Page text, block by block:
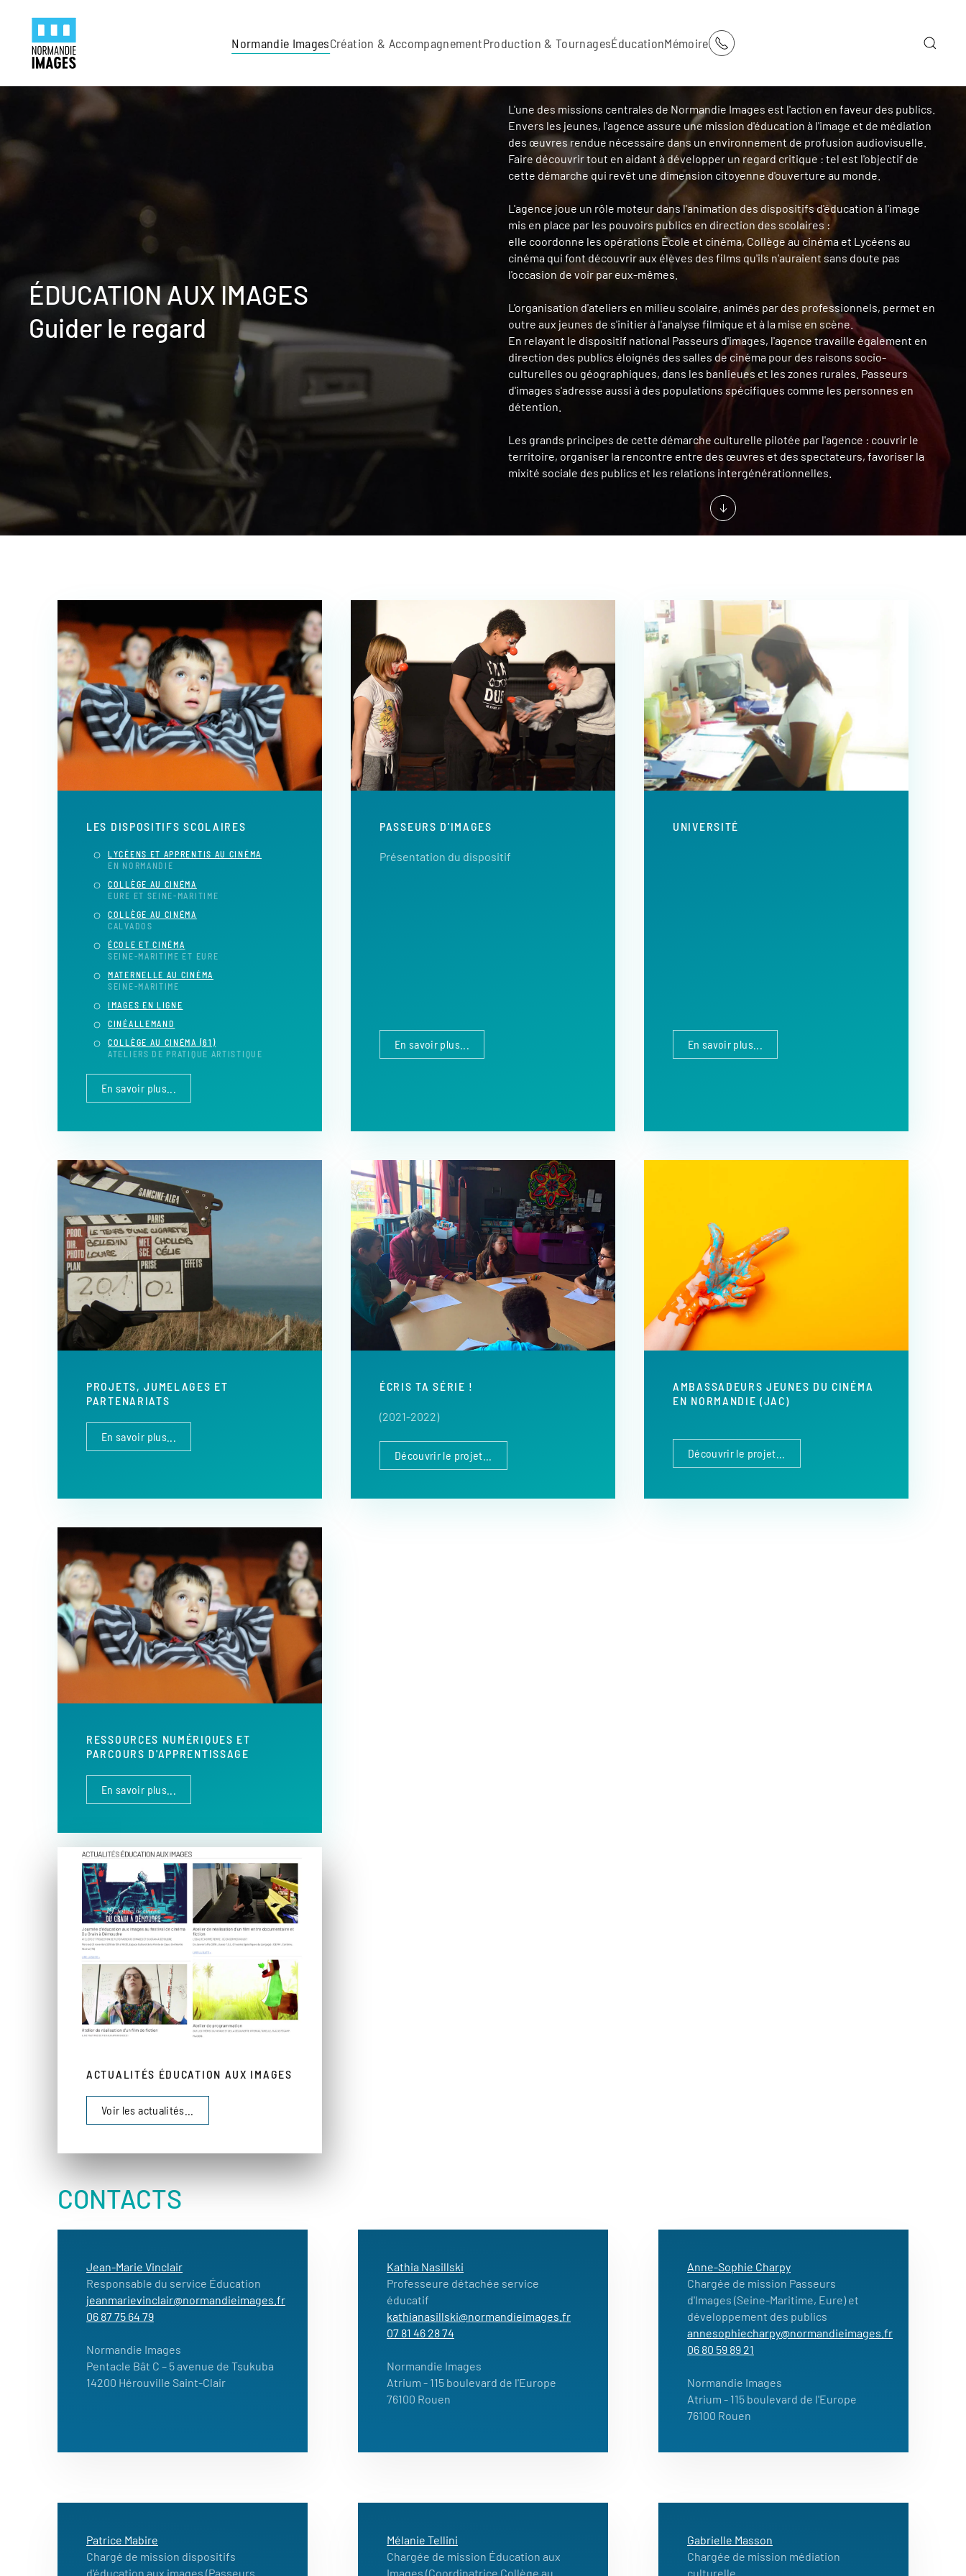
Skip to main content
Normandie ImagesCréation & AccompagnementProduction & TournagesÉducationMémoire
ÉDUCATION AUX IMAGES
Guider le regard
L'une des missions centrales de Normandie Images est l'action en faveur des publics.
Envers les jeunes, l'agence assure une mission d'éducation à l'image et de médiation
des œuvres rendue nécessaire dans un environnement de profusion audiovisuelle.
Faire découvrir tout en aidant à développer un regard critique : tel est l'objectif de
cette démarche qui revêt une dimension citoyenne d'ouverture au monde.
L'agence joue un rôle moteur dans l'animation des dispositifs d'éducation à l'image
mis en place par les pouvoirs publics en direction des scolaires :
elle coordonne les opérations École et cinéma, Collège au cinéma et Lycéens au
cinéma qui font découvrir aux élèves des films qu'ils n'auraient sans doute pas
l'occasion de voir par eux-mêmes.
L'organisation d'ateliers en milieu scolaire, animés par des professionnels, permet en
outre aux jeunes de s'initier à l'analyse filmique et à la mise en scène.
En relayant le dispositif national Passeurs d'images, l'agence travaille également en
direction des publics éloignés des salles de cinéma pour des raisons socio-
culturelles ou géographiques, dans les banlieues et les zones rurales. Passeurs
d'images s'adresse aussi à des populations spécifiques comme les personnes en
détention.
Les grands principes de cette démarche culturelle pilotée par l'agence : couvrir le
territoire, organiser la rencontre entre des œuvres et des spectateurs, favoriser la
mixité sociale des publics et les relations intergénérationnelles.
LES DISPOSITIFS SCOLAIRES
LYCÉENS ET APPRENTIS AU CINÉMA
EN NORMANDIE
COLLÈGE AU CINÉMA
EURE ET SEINE-MARITIME
COLLÈGE AU CINÉMA
CALVADOS
ÉCOLE ET CINÉMA
SEINE-MARITIME ET EURE
MATERNELLE AU CINÉMA
SEINE-MARITIME
IMAGES EN LIGNE
CINÉALLEMAND
COLLÈGE AU CINÉMA (61)
ATELIERS DE PRATIQUE ARTISTIQUE
En savoir plus...
PASSEURS D'IMAGES
Présentation du dispositif
En savoir plus...
UNIVERSITÉ
En savoir plus...
PROJETS, JUMELAGES ET
PARTENARIATS
En savoir plus...
ÉCRIS TA SÉRIE !
(2021-2022)
Découvrir le projet...
AMBASSADEURS JEUNES DU CINÉMA
EN NORMANDIE (JAC)
Découvrir le projet...
RESSOURCES NUMÉRIQUES ET
PARCOURS D'APPRENTISSAGE
En savoir plus...
ACTUALITÉS ÉDUCATION AUX IMAGES
Voir les actualités...
CONTACTS
Jean-Marie Vinclair
Responsable du service Éducation
jeanmarievinclair@normandieimages.fr
06 87 75 64 79
Normandie Images
Pentacle Bât C – 5 avenue de Tsukuba
14200 Hérouville Saint-Clair
Kathia Nasillski
Professeure détachée service
éducatif
kathianasillski@normandieimages.fr
07 81 46 28 74
Normandie Images
Atrium - 115 boulevard de l'Europe
76100 Rouen
Anne-Sophie Charpy
Chargée de mission Passeurs
d'Images (Seine-Maritime, Eure) et
développement des publics
annesophiecharpy@normandieimages.fr
06 80 59 89 21
Normandie Images
Atrium - 115 boulevard de l'Europe
76100 Rouen
Patrice Mabire
Chargé de mission dispositifs
d'éducation aux images (Passeurs
Mélanie Tellini
Chargée de mission Éducation aux
Images (Coordinatrice Collège au
Gabrielle Masson
Chargée de mission médiation
culturelle